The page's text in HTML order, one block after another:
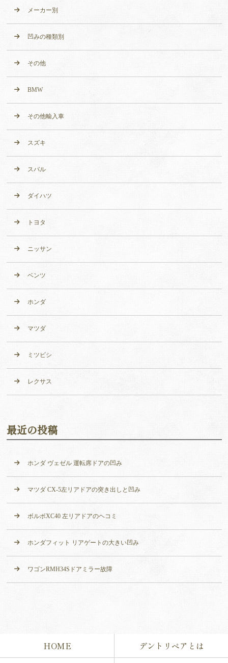
メーカー別
凹みの種類別
その他
BMW
その他輸入車
スズキ
スバル
ダイハツ
トヨタ
ニッサン
ベンツ
ホンダ
マツダ
ミツビシ
レクサス
最近の投稿
ホンダ ヴェゼル 運転席ドアの凹み
マツダ CX-5左リアドアの突き出しと凹み
ボルボXC40 左リアドアのヘコミ
ホンダフィット リアゲートの大きい凹み
ワゴンRMH34Sドアミラー故障
HOME デントリペアとは